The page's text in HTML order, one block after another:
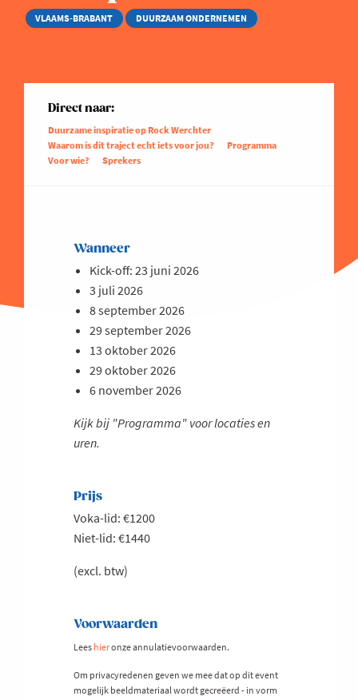
VLAAMS-BRABANT DUURZAAM ONDERNEMEN
Direct naar:
Duurzame inspiratie op Rock Werchter
Waarom is dit traject echt iets voor jou?
Programma
Voor wie?
Sprekers
Wanneer
Kick-off: 23 juni 2026
3 juli 2026
8 september 2026
29 september 2026
13 oktober 2026
29 oktober 2026
6 november 2026
Kijk bij "Programma" voor locaties en
uren.
Prijs
Voka-lid: €1200
Niet-lid: €1440
(excl. btw)
Voorwaarden
Lees hieronze annulatievoorwaarden.
Om privacyredenen geven we mee dat op dit event
mogelijk beeldmateriaal wordt gecreëerd - in vorm